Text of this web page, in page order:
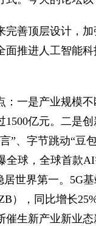
善顶层设计，
推进人工智能
一是产业规模
亿元。二是
”、字节跳动“豆
全球，全球首款
世界第一。5G
），同比增长
生新产业新业